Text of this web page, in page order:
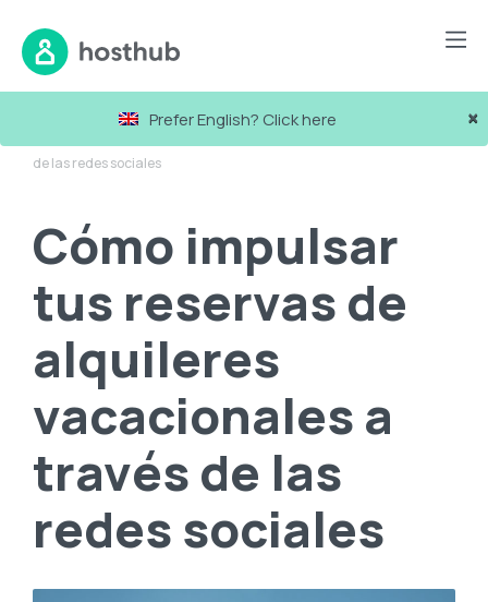
×
Prefer English? Click here
de las redes sociales
Cómo impulsar
tus reservas de
alquileres
vacacionales a
través de las
redes sociales